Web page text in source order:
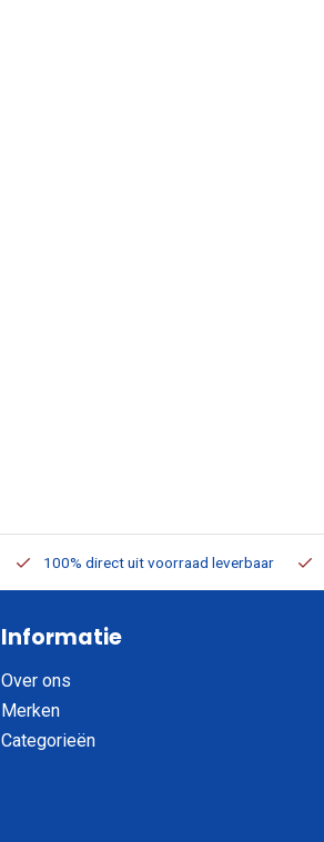
100% direct uit voorraad leverbaar
Informatie
Over ons
Merken
Categorieën